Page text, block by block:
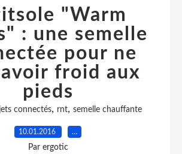
"Warm
: une semelle
pour ne
froid aux
pieds
connectés, rnt, semelle chauffante
10.01.2016 …
Par ergotic